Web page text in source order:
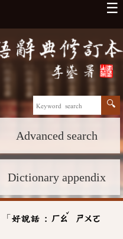
☰
Advanced search
Dictionary appendix
「 好說話 : ㄏㄠ
ˇ
ㄕㄨㄛ